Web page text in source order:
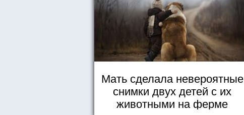
Мать сделала невероятные
снимки двух детей с их
животными на ферме